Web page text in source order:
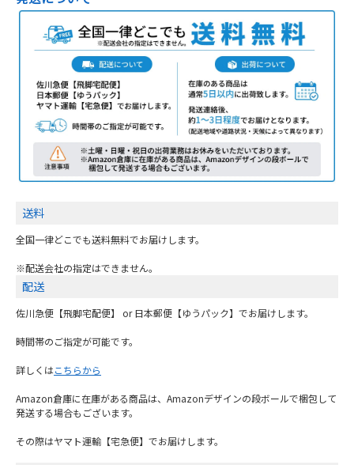
送料
全国一律どこでも送料無料でお届けします。
※配送会社の指定はできません。
配送
佐川急便【飛脚宅配便】 or 日本郵便【ゆうパック】でお届けします。
時間帯のご指定が可能です。
詳しくはこちらから
Amazon倉庫に在庫がある商品は、Amazonデザインの段ボールで梱包して
発送する場合もございます。
その際はヤマト運輸【宅急便】でお届けします。